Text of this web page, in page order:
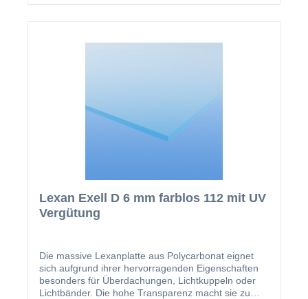
Lexan Exell D 6 mm farblos 112 mit UV
Vergütung
Die massive Lexanplatte aus Polycarbonat eignet
sich aufgrund ihrer hervorragenden Eigenschaften
besonders für Überdachungen, Lichtkuppeln oder
Lichtbänder. Die hohe Transparenz macht sie zu